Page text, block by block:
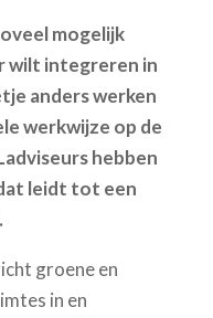
mogelijk
wilt integreren in
anders werken
werkwijze op de
hebben
leidt tot een
groene en
in en